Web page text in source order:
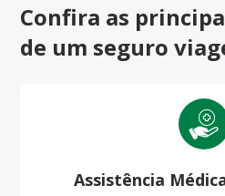
Confira as
de um seguro
Assistência